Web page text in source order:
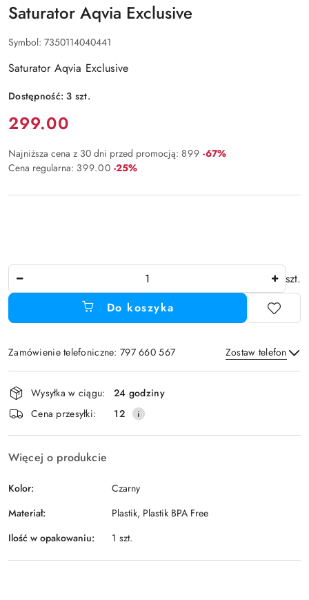
Saturator Aqvia Exclusive
Symbol: 7350114040441
Saturator Aqvia Exclusive
Dostępność:3 szt.
Cena:
299.00
Najniższa cena z 30 dni przed promocją: 899 Rabat:
-67%
Cena regularna: 399.00 Rabat:
-25%
szt.
Do koszyka
Zamówienie telefoniczne: 797 660 567 Zostaw telefon
Wyślij
Dostępność
i
dostawa
Wysyłka w ciągu:
24 godziny
Cena przesyłki:
12
Więcej o produkcie
Kolor:
Czarny
Materiał:
Plastik, Plastik BPA Free
Ilość w opakowaniu:
1 szt.